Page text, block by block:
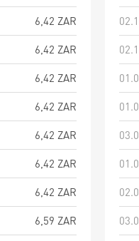
6,42 ZAR
6,42 ZAR
6,42 ZAR
6,42 ZAR
6,42 ZAR
6,42 ZAR
6,42 ZAR
6,59 ZAR